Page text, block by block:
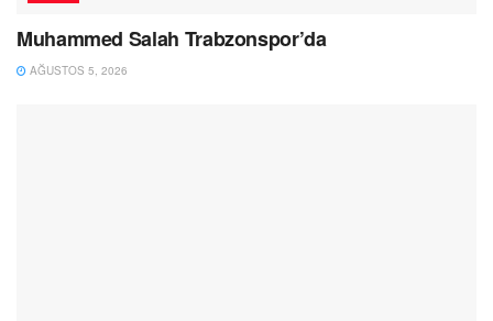
Muhammed Salah Trabzonspor’da
AĞUSTOS 5, 2026